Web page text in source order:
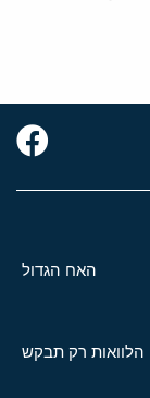
האח הגדול
הלוואות רק תבקש